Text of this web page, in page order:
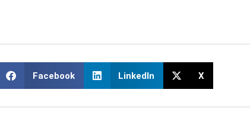
Facebook LinkedIn X